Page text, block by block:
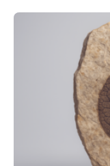
der Ruhr-
und Dr. Ismaila
unbekannten
peroxisomalen
Saccharomyces
Studie wurde am
Fachzeitschrift…